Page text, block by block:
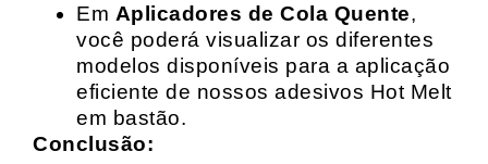
Em Aplicadores de Cola Quente,
você poderá visualizar os diferentes
modelos disponíveis para a aplicação
eficiente de nossos adesivos Hot Melt
em bastão.
Conclusão: